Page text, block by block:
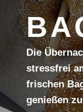
Die
stressfrei
frischen
genießen